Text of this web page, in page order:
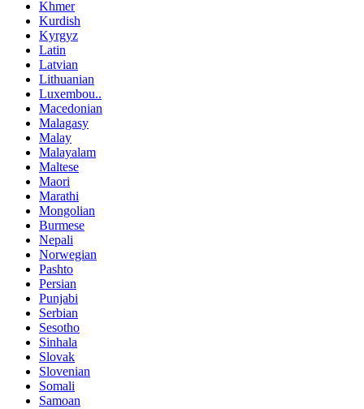
Khmer
Kurdish
Kyrgyz
Latin
Latvian
Lithuanian
Luxembou..
Macedonian
Malagasy
Malay
Malayalam
Maltese
Maori
Marathi
Mongolian
Burmese
Nepali
Norwegian
Pashto
Persian
Punjabi
Serbian
Sesotho
Sinhala
Slovak
Slovenian
Somali
Samoan